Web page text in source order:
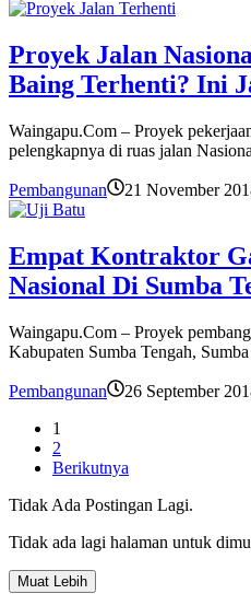
Proyek Jalan
Baing Terhenti? Ini
Waingapu.Com – Proyek
pelengkapnya di ruas jalan
Pembangunan 21 November
Empat Kontraktor
Nasional Di Sumba
Waingapu.Com – Proyek
Kabupaten Sumba Tengah,
Pembangunan 26 September
1
2
Berikutnya
Tidak Ada Postingan Lagi.
Tidak ada lagi halaman untuk
Muat Lebih